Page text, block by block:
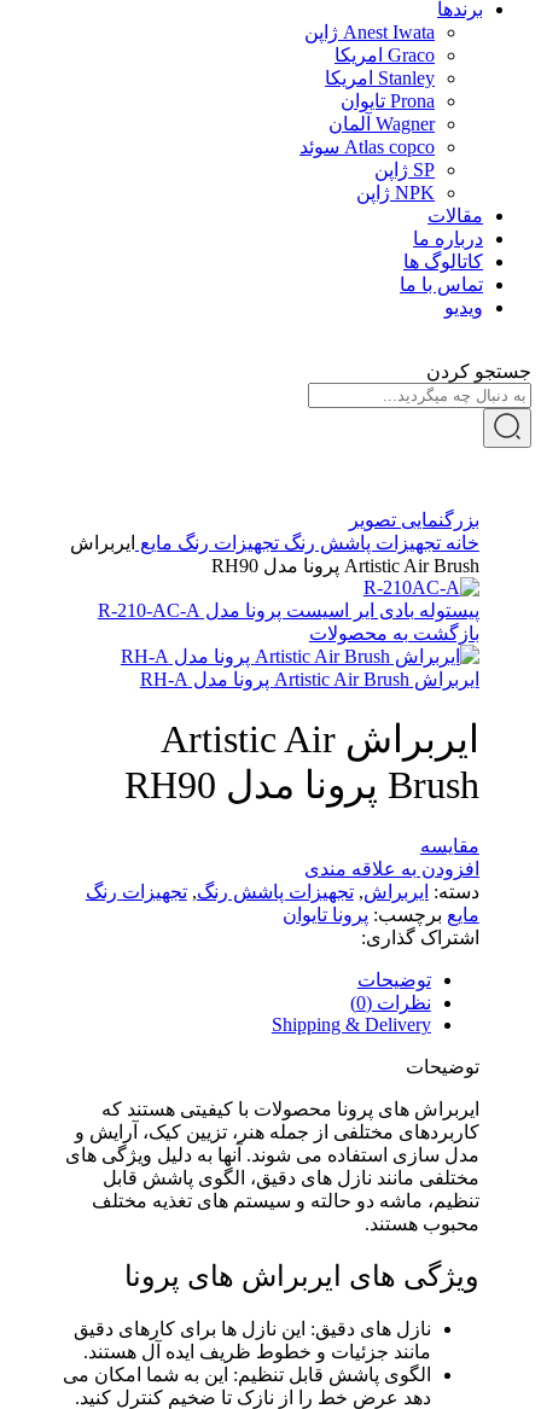
برندها
Anest Iwata ژاپن
Graco امریکا
Stanley امریکا
Prona تایوان
Wagner آلمان
Atlas copco سوئد
SP ژاپن
NPK ژاپن
مقالات
درباره ما
کاتالوگ ها
تماس با ما
ویدیو
جستجو کردن
بزرگنمایی تصویر
خانهتجهیزات پاشش رنگتجهیزات رنگ مایع ایربراش
Artistic Air Brush پرونا مدل RH90
پیستوله بادی ایر اسیست پرونا مدل R-210-AC-A
بازگشت به محصولات
ایربراش Artistic Air Brush پرونا مدل RH-A
ایربراش Artistic Air
Brush پرونا مدل RH90
مقایسه
افزودن به علاقه مندی
دسته: ایربراش, تجهیزات پاشش رنگ, تجهیزات رنگ
مایع برچسب: پرونا تایوان
اشتراک گذاری:
توضیحات
نظرات (0)
Shipping & Delivery
توضیحات
ایربراش های پرونا محصولات با کیفیتی هستند که
کاربردهای مختلفی از جمله هنر، تزیین کیک، آرایش و
مدل سازی استفاده می شوند. آنها به دلیل ویژگی های
مختلفی مانند نازل های دقیق، الگوی پاشش قابل
تنظیم، ماشه دو حالته و سیستم های تغذیه مختلف
محبوب هستند.
ویژگی های ایربراش های پرونا
نازل های دقیق: این نازل ها برای کارهای دقیق
مانند جزئیات و خطوط ظریف ایده آل هستند.
الگوی پاشش قابل تنظیم: این به شما امکان می
دهد عرض خط را از نازک تا ضخیم کنترل کنید.